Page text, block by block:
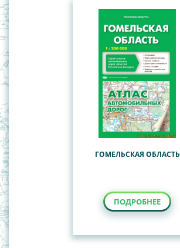
ГОМЕЛЬСКАЯ ОБЛАСТЬ
ПОДРОБНЕЕ